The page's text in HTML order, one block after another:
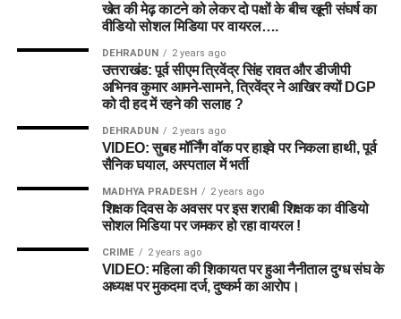
खेत की मेढ़ काटने को लेकर दो पक्षों के बीच खूनी संघर्ष का
वीडियो सोशल मिडिया पर वायरल….
DEHRADUN 2 years ago
उत्तराखंड: पूर्व सीएम त्रिवेंद्र सिंह रावत और डीजीपी
अभिनव कुमार आमने-सामने, त्रिवेंद्र ने आखिर क्यों DGP
को दी हद में रहने की सलाह ?
DEHRADUN 2 years ago
VIDEO: सुबह मॉर्निंग वॉक पर हाइवे पर निकला हाथी, पूर्व
सैनिक घयाल, अस्पताल में भर्ती
MADHYA PRADESH 2 years ago
शिक्षक दिवस के अवसर पर इस शराबी शिक्षक का वीडियो
सोशल मिडिया पर जमकर हो रहा वायरल !
CRIME 2 years ago
VIDEO: महिला की शिकायत पर हुआ नैनीताल दुग्ध संघ के
अध्यक्ष पर मुकदमा दर्ज, दुष्कर्म का आरोप।